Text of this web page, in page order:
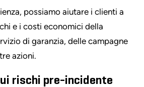
possiamo aiutare i clienti a
e i costi economici della
di garanzia, delle campagne
azioni.
rischi pre-incidente